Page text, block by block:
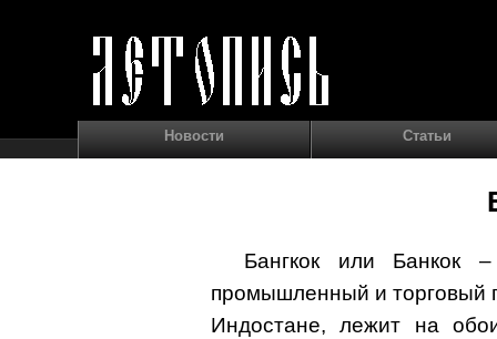
Новости Статьи
Бангкок или Банкок
промышленный и торговый
Индостане, лежит на